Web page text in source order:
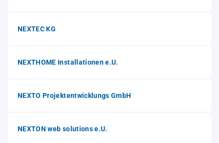
NEXTEC KG
NEXTHOME Installationen e.U.
NEXTO Projektentwicklungs GmbH
NEXTON web solutions e.U.